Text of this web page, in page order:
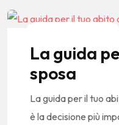
La guida
sposa
La guida per il tuo
è la decisione più